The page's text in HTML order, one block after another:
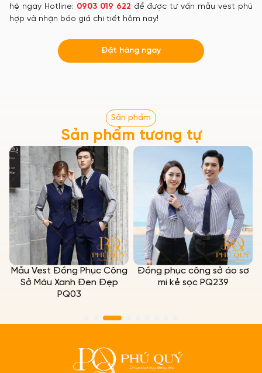
hệ ngay Hotline: 0903 019 622 để được tư vấn mẫu vest phù
hợp và nhận báo giá chi tiết hôm nay!
Đặt hàng ngay
Sản phẩm
Sản phẩm tương tự
Mẫu Vest Đồng Phục Công
Sở Màu Xanh Đen Đẹp
PQ03
Đồng phục công sở áo sơ
mi kẻ sọc PQ239